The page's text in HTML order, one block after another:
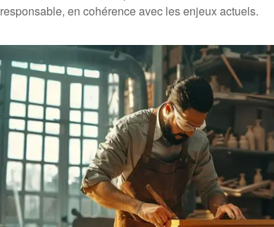
responsable, en cohérence avec les enjeux actuels.